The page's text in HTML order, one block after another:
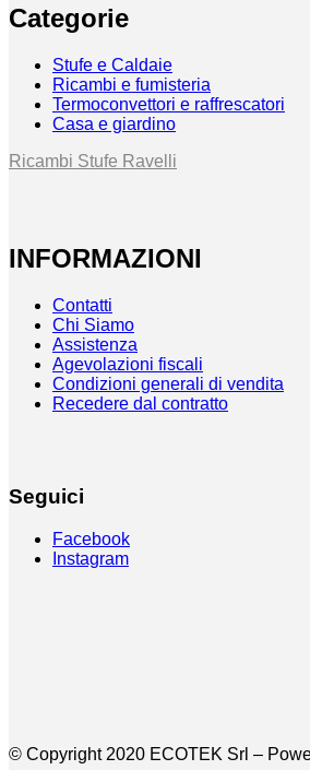
Categorie
Stufe e Caldaie
Ricambi e fumisteria
Termoconvettori e raffrescatori
Casa e giardino
Ricambi Stufe Ravelli
INFORMAZIONI
Contatti
Chi Siamo
Assistenza
Agevolazioni fiscali
Condizioni generali di vendita
Recedere dal contratto
Seguici
Facebook
Instagram
© Copyright 2020 ECOTEK Srl –